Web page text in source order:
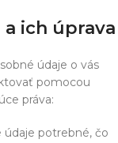
ich úprava
údaje o vás
pomocou
práva:
údaje potrebné, čo